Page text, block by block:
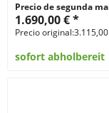
Precio de segunda
1.690,00 € *
Precio
sofort abholbereit